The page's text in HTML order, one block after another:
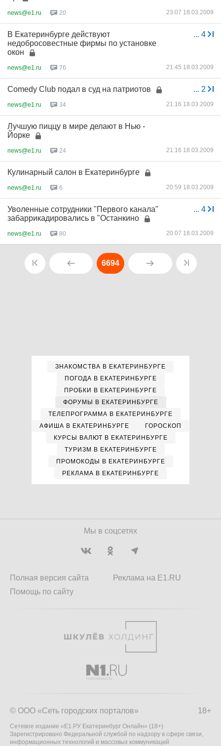
news@e1.ru 20 23:07 18.03.2009
... 4
В Екатеринбурге действуют
недобросовестные фирмы по установке
окон
news@e1.ru 76 21:45 18.03.2009
... 2
Comedy Club подал в суд на патриотов
news@e1.ru 34 21:16 18.03.2009
Лучшую пиццу в мире делают в Нью -
Йорке
news@e1.ru 24 21:16 18.03.2009
Кулинарный салон в Екатеринбурге
news@e1.ru 6 20:59 18.03.2009
... 4
Уволенные сотрудники "Первого канала"
забаррикадировались в "Останкино
news@e1.ru 80 20:07 18.03.2009
6694
ЗНАКОМСТВА В ЕКАТЕРИНБУРГЕ
ПОГОДА В ЕКАТЕРИНБУРГЕ
ПРОБКИ В ЕКАТЕРИНБУРГЕ
ФОРУМЫ В ЕКАТЕРИНБУРГЕ
ТЕЛЕПРОГРАММА В ЕКАТЕРИНБУРГЕ
АФИША В ЕКАТЕРИНБУРГЕ
ГОРОСКОП
КУРСЫ ВАЛЮТ В ЕКАТЕРИНБУРГЕ
ТУРИЗМ В ЕКАТЕРИНБУРГЕ
ПРОМОКОДЫ В ЕКАТЕРИНБУРГЕ
РЕКЛАМА В ЕКАТЕРИНБУРГЕ
Мы в соцсетях
Полная версия сайта
Помощь по сайту
Реклама на E1.RU
18+
© ООО «Сеть городских порталов»
Сетевое издание «Е1.РУ Екатеринбург Онлайн» (18+)
Зарегистрировано Федеральной службой по надзору в сфере связи,
информационных технологий и массовых коммуникаций